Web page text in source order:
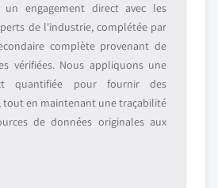
un engagement direct avec les
de l'industrie, complétée par
complète provenant de
vérifiées. Nous appliquons une
quantifiée pour fournir des
tout en maintenant une traçabilité
de données originales aux